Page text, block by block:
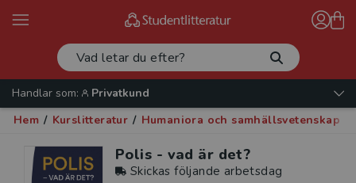
Handlar som:
Privatkund
Hem / Kurslitteratur / Humaniora och samhällsvetenskap
Polis - vad är det?
Skickas följande arbetsdag